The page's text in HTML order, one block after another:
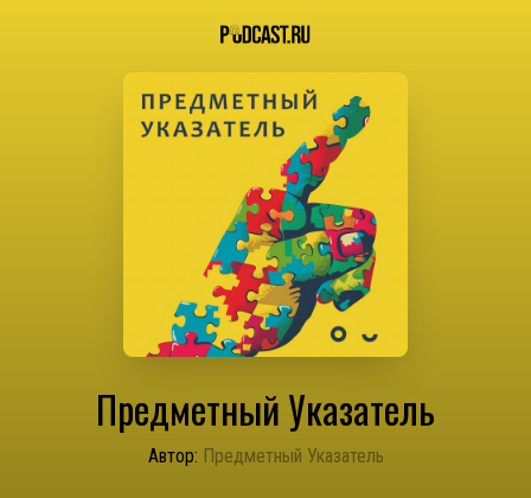
Предметный Указатель
Автор: Предметный Указатель